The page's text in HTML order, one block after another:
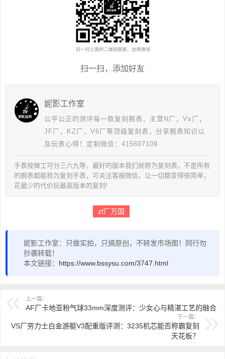
扫一扫，添加好友
妮影工作室
公平公正的测评每一款复刻腕表，主营N厂，Vs厂，
JF厂，KZ厂，V6厂等顶级复刻表，分享腕表知识以
及玩表心得！定制微信：415607109
手表按做工可分三六九等，最好的版本我们就称为复刻表，不是所有
的腕表都能称为复刻手表，可关注客服微信，让一切都变得很简单，
花最少的代价玩最高版本的复刻!
zf厂万国
妮影工作室：只做实拍，只搞原创，不转发市场图！同行勿
抄袭转载！
本文链接： https://www.bssysu.com/3747.html
上一篇：
AF厂卡地亚粉气球33mm深度测评：少女心与精湛工艺的融合
下一篇：
VS厂劳力士白金游艇V3配重版评测：3235机芯能否称霸复刻
天花板？